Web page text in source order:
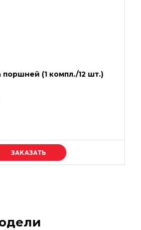
(1 компл./12 шт.)
Уточняйте цену